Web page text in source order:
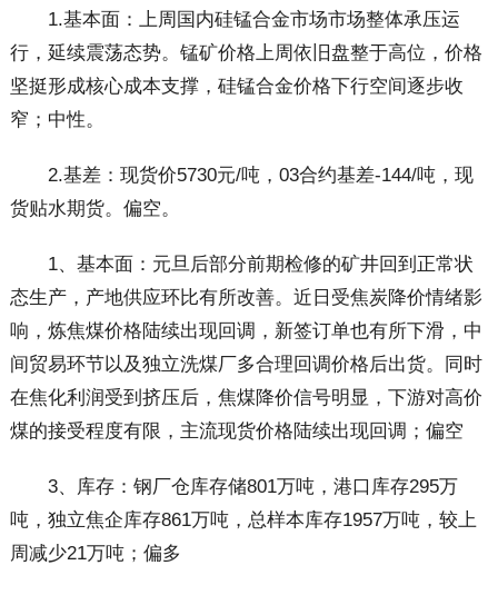
1.基本面：上周国内硅锰合金市场市场整体承压运
行，延续震荡态势。锰矿价格上周依旧盘整于高位，价格
坚挺形成核心成本支撑，硅锰合金价格下行空间逐步收
窄；中性。
2.基差：现货价5730元/吨，03合约基差-144/吨，现
货贴水期货。偏空。
1、基本面：元旦后部分前期检修的矿井回到正常状
态生产，产地供应环比有所改善。近日受焦炭降价情绪影
响，炼焦煤价格陆续出现回调，新签订单也有所下滑，中
间贸易环节以及独立洗煤厂多合理回调价格后出货。同时
在焦化利润受到挤压后，焦煤降价信号明显，下游对高价
煤的接受程度有限，主流现货价格陆续出现回调；偏空
3、库存：钢厂仓库存储801万吨，港口库存295万
吨，独立焦企库存861万吨，总样本库存1957万吨，较上
周减少21万吨；偏多